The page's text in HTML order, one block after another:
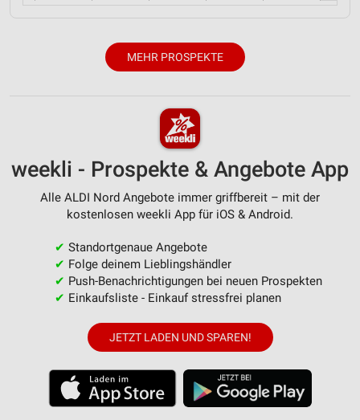
MEHR PROSPEKTE
weekli - Prospekte & Angebote App
Alle ALDI Nord Angebote immer griffbereit – mit der
kostenlosen weekli App für iOS & Android.
✔ Standortgenaue Angebote
✔ Folge deinem Lieblingshändler
✔ Push-Benachrichtigungen bei neuen Prospekten
✔ Einkaufsliste - Einkauf stressfrei planen
JETZT LADEN UND SPAREN!